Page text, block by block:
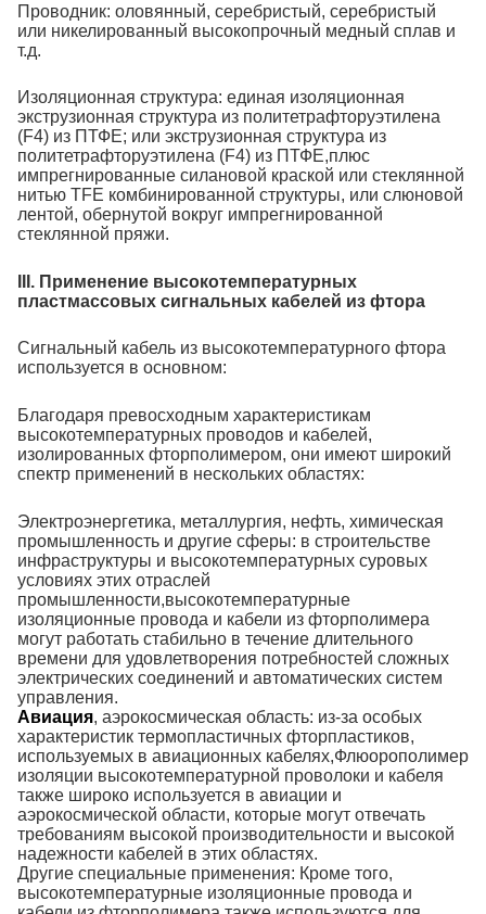
Проводник: оловянный, серебристый, серебристый
или никелированный высокопрочный медный сплав и
т.д.
Изоляционная структура: единая изоляционная
экструзионная структура из политетрафторуэтилена
(F4) из ПТФЕ; или экструзионная структура из
политетрафторуэтилена (F4) из ПТФЕ,плюс
импрегнированные силановой краской или стеклянной
нитью TFE комбинированной структуры, или слюновой
лентой, обернутой вокруг импрегнированной
стеклянной пряжи.
III. Применение высокотемпературных
пластмассовых сигнальных кабелей из фтора
Сигнальный кабель из высокотемпературного фтора
используется в основном:
Благодаря превосходным характеристикам
высокотемпературных проводов и кабелей,
изолированных фторполимером, они имеют широкий
спектр применений в нескольких областях:
Электроэнергетика, металлургия, нефть, химическая
промышленность и другие сферы: в строительстве
инфраструктуры и высокотемпературных суровых
условиях этих отраслей
промышленности,высокотемпературные
изоляционные провода и кабели из фторполимера
могут работать стабильно в течение длительного
времени для удовлетворения потребностей сложных
электрических соединений и автоматических систем
управления.
Авиация, аэрокосмическая область: из-за особых
характеристик термопластичных фторпластиков,
используемых в авиационных кабелях,Флюорополимер
изоляции высокотемпературной проволоки и кабеля
также широко используется в авиации и
аэрокосмической области, которые могут отвечать
требованиям высокой производительности и высокой
надежности кабелей в этих областях.
Другие специальные применения: Кроме того,
высокотемпературные изоляционные провода и